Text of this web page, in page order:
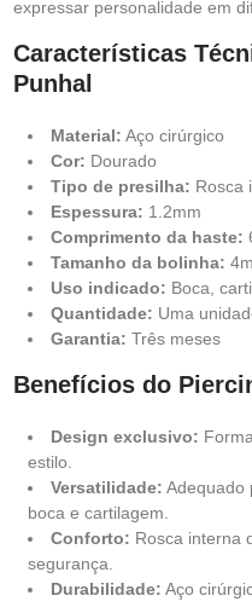
expressar personalidade em
Características
Punhal
Material: Aço cirúrgico
Cor: Dourado
Tipo de presilha: Rosca
Espessura: 1.2mm
Comprimento da haste:
Tamanho da bolinha:
Uso indicado: Boca,
Quantidade: Uma
Garantia: Três meses
Benefícios do
Design exclusivo:
estilo.
Versatilidade: Adequado
boca e cartilagem.
Conforto: Rosca interna
segurança.
Durabilidade: Aço